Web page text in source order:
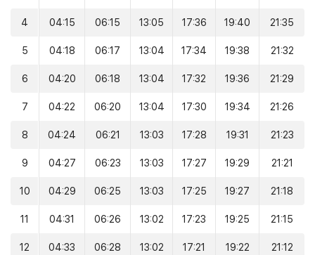
4 04:15 06:15 13:05 17:36 19:40 21:35
5 04:18 06:17 13:04 17:34 19:38 21:32
6 04:20 06:18 13:04 17:32 19:36 21:29
7 04:22 06:20 13:04 17:30 19:34 21:26
8 04:24 06:21 13:03 17:28 19:31 21:23
9 04:27 06:23 13:03 17:27 19:29 21:21
10 04:29 06:25 13:03 17:25 19:27 21:18
11 04:31 06:26 13:02 17:23 19:25 21:15
12 04:33 06:28 13:02 17:21 19:22 21:12